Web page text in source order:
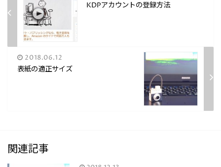
KDPアカウントの登録方法
2018.06.12
表紙の適正サイズ
関連記事